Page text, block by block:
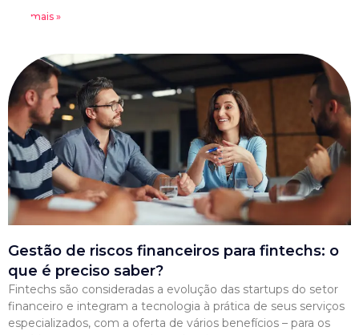
Leia mais »
Gestão de riscos financeiros para fintechs: o
que é preciso saber?
Fintechs são consideradas a evolução das startups do setor
financeiro e integram a tecnologia à prática de seus serviços
especializados, com a oferta de vários benefícios – para os